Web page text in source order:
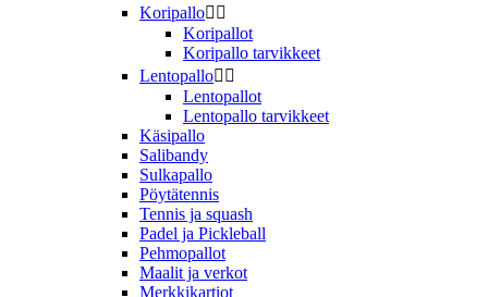
Koripallo 
Koripallot
Koripallo tarvikkeet
Lentopallo 
Lentopallot
Lentopallo tarvikkeet
Käsipallo
Salibandy
Sulkapallo
Pöytätennis
Tennis ja squash
Padel ja Pickleball
Pehmopallot
Maalit ja verkot
Merkkikartiot